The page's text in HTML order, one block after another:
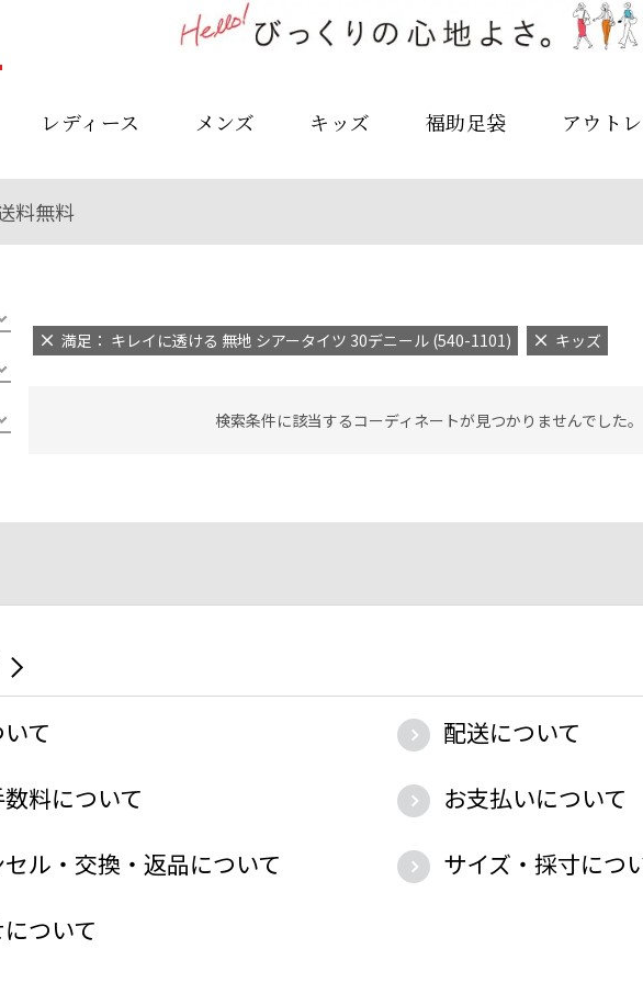
レディース メンズ キッズ 福助足袋 アウト
料無料
満足： キレイに透ける 無地 シアータイツ 30デニール (540-1101) キッズ
検索条件に該当するコーディネートが見つかりませんでした
て
配送について
料について
お支払いについて
ル・交換・返品について
サイズ・採寸につ
ついて